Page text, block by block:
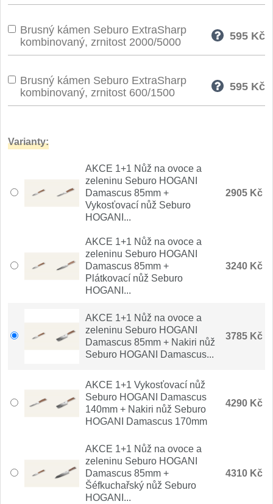
Nože Seburo SARADA 93
Nože Seburo HOKORI
Nože Seburo WEST
Nože Tojiro
Nože Tojiro Shippu
Nože Tojiro Zen 1
Nože Samura MO-V 4
Nože Samura Bamboo 1
Brousky na nože 9
Doprodej 11
Brusný kámen Seburo ExtraSharp
kombinovaný, zrnitost 2000/5000
595 Kč
Brusný kámen Seburo ExtraSharp
kombinovaný, zrnitost 600/1500
595 Kč
Varianty:
AKCE 1+1 Nůž na ovoce a
zeleninu Seburo HOGANI
Damascus 85mm +
Vykosťovací nůž Seburo
HOGANI...
2905 Kč
AKCE 1+1 Nůž na ovoce a
zeleninu Seburo HOGANI
Damascus 85mm +
Plátkovací nůž Seburo
HOGANI...
3240 Kč
AKCE 1+1 Nůž na ovoce a
zeleninu Seburo HOGANI
Damascus 85mm + Nakiri nůž
Seburo HOGANI Damascus...
3785 Kč
AKCE 1+1 Vykosťovací nůž
Seburo HOGANI Damascus
140mm + Nakiri nůž Seburo
HOGANI Damascus 170mm
4290 Kč
AKCE 1+1 Nůž na ovoce a
zeleninu Seburo HOGANI
Damascus 85mm +
Šéfkuchařský nůž Seburo
HOGANI...
4310 Kč